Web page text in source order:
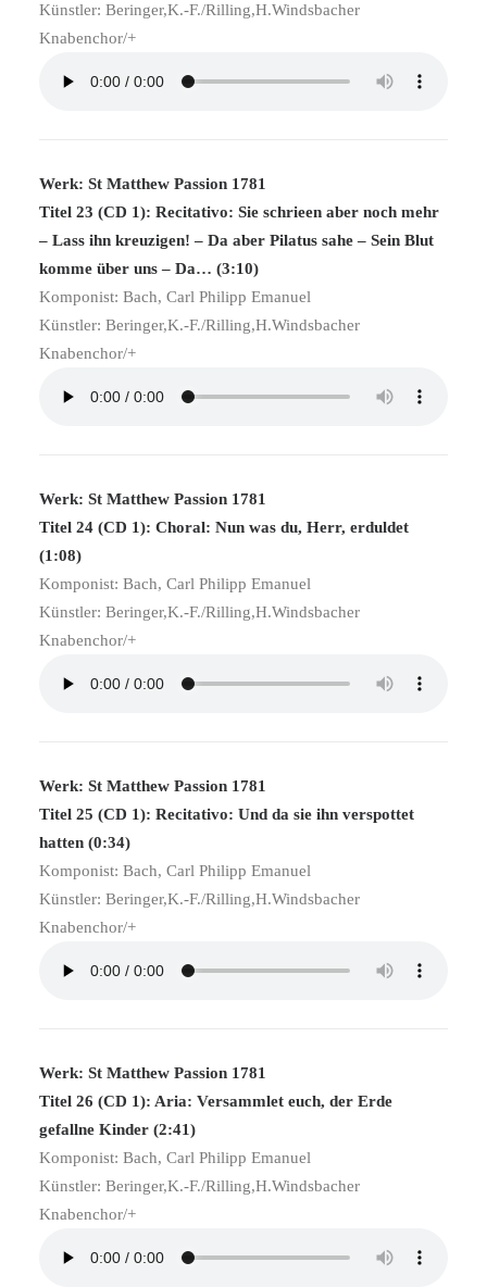
Künstler: Beringer,K.-F./Rilling,H.Windsbacher
Knabenchor/+
Werk: St Matthew Passion 1781
Titel 23 (CD 1): Recitativo: Sie schrieen aber noch mehr
– Lass ihn kreuzigen! – Da aber Pilatus sahe – Sein Blut
komme über uns – Da… (3:10)
Komponist: Bach, Carl Philipp Emanuel
Künstler: Beringer,K.-F./Rilling,H.Windsbacher
Knabenchor/+
Werk: St Matthew Passion 1781
Titel 24 (CD 1): Choral: Nun was du, Herr, erduldet
(1:08)
Komponist: Bach, Carl Philipp Emanuel
Künstler: Beringer,K.-F./Rilling,H.Windsbacher
Knabenchor/+
Werk: St Matthew Passion 1781
Titel 25 (CD 1): Recitativo: Und da sie ihn verspottet
hatten (0:34)
Komponist: Bach, Carl Philipp Emanuel
Künstler: Beringer,K.-F./Rilling,H.Windsbacher
Knabenchor/+
Werk: St Matthew Passion 1781
Titel 26 (CD 1): Aria: Versammlet euch, der Erde
gefallne Kinder (2:41)
Komponist: Bach, Carl Philipp Emanuel
Künstler: Beringer,K.-F./Rilling,H.Windsbacher
Knabenchor/+